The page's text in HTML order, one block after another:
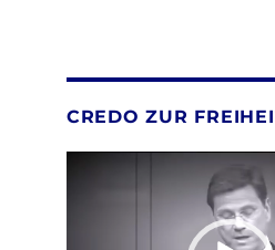
CREDO ZUR